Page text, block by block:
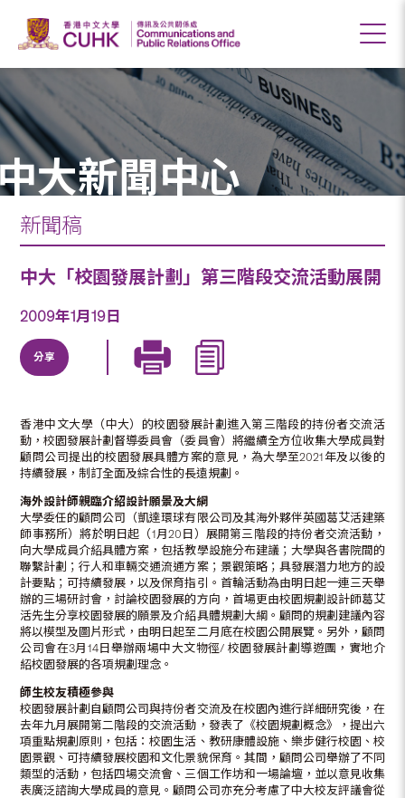
大新聞中心
新聞稿
中大「校園發展計劃」第三階段交流活動展開
2009年1月19日
分享
香港中文大學（中大）的校園發展計劃進入第三階段的持份者交流活
動，校園發展計劃督導委員會（委員會）將繼續全方位收集大學成員對
顧問公司提出的校園發展具體方案的意見，為大學至2021年及以後的
持續發展，制訂全面及綜合性的長遠規劃。
海外設計師親臨介紹設計願景及大綱
大學委任的顧問公司（凱達環球有限公司及其海外夥伴英國葛艾活建築
師事務所）將於明日起（1月20日）展開第三階段的持份者交流活動，
向大學成員介紹具體方案，包括教學設施分布建議；大學與各書院間的
聯繫計劃；行人和車輛交通流通方案；景觀策略；具發展潛力地方的設
計要點；可持續發展，以及保育指引。首輪活動為由明日起一連三天舉
辦的三場研討會，討論校園發展的方向，首場更由校園規劃設計師葛艾
活先生分享校園發展的願景及介紹具體規劃大綱。顧問的規劃建議內容
將以模型及圖片形式，由明日起至二月底在校園公開展覽。另外，顧問
公司會在3月14日舉辦兩場中大文物徑/ 校園發展計劃導遊團，實地介
紹校園發展的各項規劃理念。
師生校友積極參與
校園發展計劃自顧問公司與持份者交流及在校園內進行詳細研究後，在
去年九月展開第二階段的交流活動，發表了《校園規劃概念》，提出六
項重點規劃原則，包括：校園生活、教研康體設施、樂步健行校園、校
園景觀、可持續發展校園和文化景貌保育。其間，顧問公司舉辦了不同
類型的活動，包括四場交流會、三個工作坊和一場論壇，並以意見收集
表廣泛諮詢大學成員的意見。顧問公司亦充分考慮了中大校友評議會從